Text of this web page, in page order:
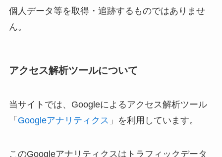
個人データ等を取得・追跡するものではありませ
ん。
アクセス解析ツールについて
当サイトでは、Googleによるアクセス解析ツール
「 Googleアナリティクス 」を利用しています。
このGoogleアナリティクスはトラフィックデータ